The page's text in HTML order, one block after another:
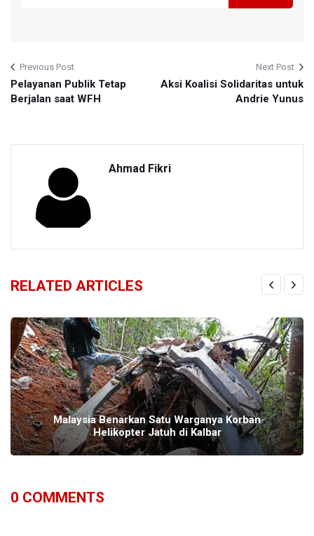
Previous Post
Pelayanan Publik Tetap
Berjalan saat WFH
Next Post
Aksi Koalisi Solidaritas untuk
Andrie Yunus
Ahmad Fikri
RELATED ARTICLES
Malaysia Benarkan Satu Warganya Korban
Helikopter Jatuh di Kalbar
0 COMMENTS